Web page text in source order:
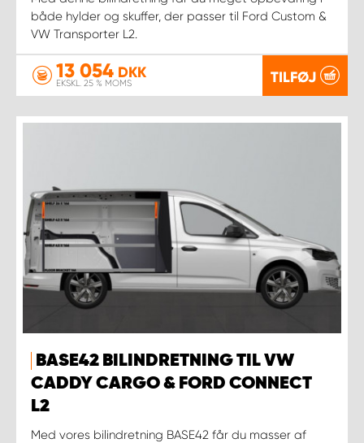
både hylder og skuffer, der passer til Ford Custom &
VW Transporter L2.
13 054 DKK
EKSKL. 25 % MOMS TILFØJ
BASE42 BILINDRETNING TIL VW
CADDY CARGO & FORD CONNECT
L2
Med vores bilindretning BASE42 får du masser af